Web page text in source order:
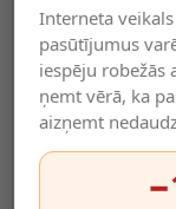
Interneta veikals
pasūtījumus
iespēju robežās
ņemt vērā, ka
aizņemt